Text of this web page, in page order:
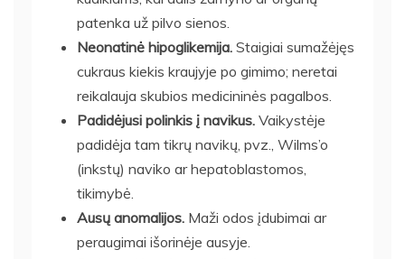
patenka už pilvo sienos.
Neonatinė hipoglikemija. Staigiai sumažėjęs
cukraus kiekis kraujyje po gimimo; neretai
reikalauja skubios medicininės pagalbos.
Padidėjusi polinkis į navikus. Vaikystėje
padidėja tam tikrų navikų, pvz., Wilms’o
(inkstų) naviko ar hepatoblastomos,
tikimybė.
Ausų anomalijos. Maži odos įdubimai ar
peraugimai išorinėje ausyje.